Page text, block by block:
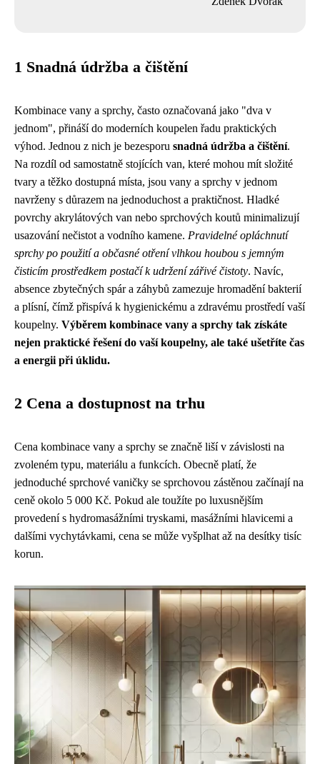
1 Snadná údržba a čištění
Kombinace vany a sprchy, často označovaná jako "dva v
jednom", přináší do moderních koupelen řadu praktických
výhod. Jednou z nich je bezesporu snadná údržba a čištění.
Na rozdíl od samostatně stojících van, které mohou mít složité
tvary a těžko dostupná místa, jsou vany a sprchy v jednom
navrženy s důrazem na jednoduchost a praktičnost. Hladké
povrchy akrylátových van nebo sprchových koutů minimalizují
usazování nečistot a vodního kamene. Pravidelné opláchnutí
sprchy po použití a občasné otření vlhkou houbou s jemným
čisticím prostředkem postačí k udržení zářivé čistoty. Navíc,
absence zbytečných spár a záhybů zamezuje hromadění bakterií
a plísní, čímž přispívá k hygienickému a zdravému prostředí vaší
koupelny. Výběrem kombinace vany a sprchy tak získáte
nejen praktické řešení do vaší koupelny, ale také ušetříte čas
a energii při úklidu.
2 Cena a dostupnost na trhu
Cena kombinace vany a sprchy se značně liší v závislosti na
zvoleném typu, materiálu a funkcích. Obecně platí, že
jednoduché sprchové vaničky se sprchovou zástěnou začínají na
ceně okolo 5 000 Kč. Pokud ale toužíte po luxusnějším
provedení s hydromasážními tryskami, masážními hlavicemi a
dalšími vychytávkami, cena se může vyšplhat až na desítky tisíc
korun.